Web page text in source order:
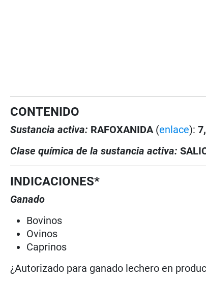
CONTENIDO
Sustancia activa: RAFOXANIDA (enlace):
Clase química de la sustancia activa:
INDICACIONES*
Ganado
Bovinos
Ovinos
Caprinos
¿Autorizado para ganado lechero en